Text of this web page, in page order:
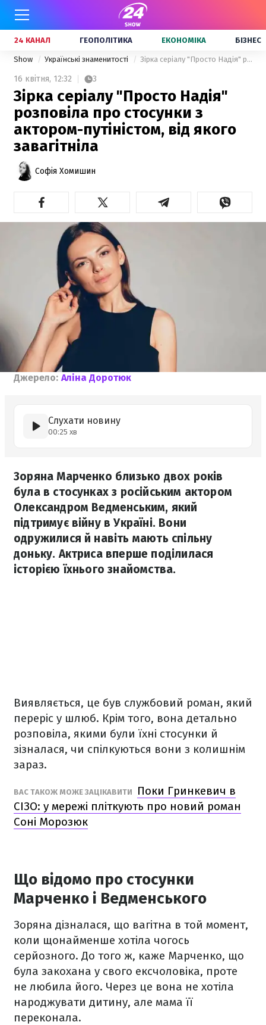
24 КАНАЛ ГЕОПОЛІТИКА ЕКОНОМІКА БІЗНЕС
Show Українські знаменитості Зірка серіалу "Просто Надія" розповіла про стосунки з актором-путіністом, від якого завагітніла
16 квітня, 12:32 3
Зірка серіалу "Просто Надія"
розповіла про стосунки з
актором-путіністом, від якого
завагітніла
Софія Хомишин
Джерело: Аліна Доротюк
Слухати новину
00:25 хв
Зоряна Марченко близько двох років
була в стосунках з російським актором
Олександром Ведменським, який
підтримує війну в Україні. Вони
одружилися й навіть мають спільну
доньку. Актриса вперше поділилася
історією їхнього знайомства.
Виявляється, це був службовий роман, який
переріс у шлюб. Крім того, вона детально
розповіла, якими були їхні стосунки й
зізналася, чи спілкуються вони з колишнім
зараз.
ВАС ТАКОЖ МОЖЕ ЗАЦІКАВИТИ
Поки Гринкевич в
СІЗО: у мережі пліткують про новий роман
Соні Морозюк
Що відомо про стосунки
Марченко і Ведменського
Зоряна дізналася, що вагітна в той момент,
коли щонайменше хотіла чогось
серйозного. До того ж, каже Марченко, що
була закохана у свого ексчоловіка, проте
не любила його. Через це вона не хотіла
народжувати дитину, але мама її
переконала.